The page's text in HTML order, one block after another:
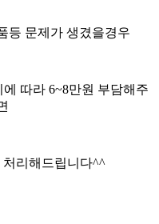
등 문제가 생겼을경우
따라 6~8만원 부담해주
리해드립니다^^